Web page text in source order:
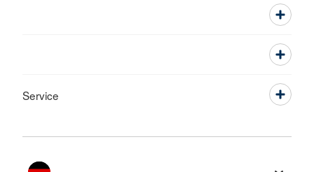
Service
Sprache wechseln zu